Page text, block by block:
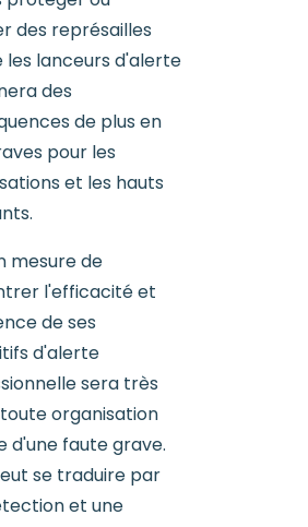
des représailles
les lanceurs d'alerte
des
de plus en
pour les
et les hauts
mesure de
l'efficacité et
de ses
d'alerte
sera très
organisation
d'une faute grave.
se traduire par
et une